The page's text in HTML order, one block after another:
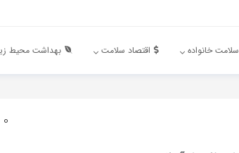
سلامت خانواده اقتصاد سلامت بهداشت محیط
0